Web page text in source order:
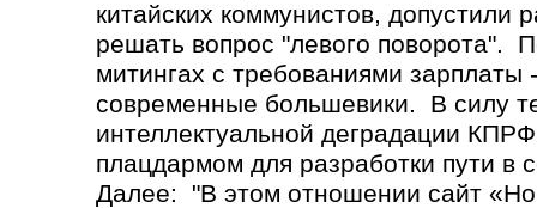
китайских коммунистов, допустили
решать вопрос "левого поворота".
митингах с требованиями зарплаты
современные большевики. В силу
интеллектуальной деградации
плацдармом для разработки пути в
Далее: "В этом отношении сайт